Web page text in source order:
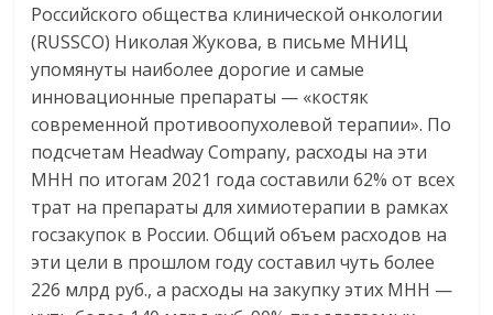
Российского общества клинической онкологии
(RUSSCO) Николая Жукова, в письме МНИЦ
упомянуты наиболее дорогие и самые
инновационные препараты — «костяк
современной противоопухолевой терапии». По
подсчетам Headway Company, расходы на эти
МНН по итогам 2021 года составили 62% от всех
трат на препараты для химиотерапии в рамках
госзакупок в России. Общий объем расходов на
эти цели в прошлом году составил чуть более
226 млрд руб., а расходы на закупку этих МНН —